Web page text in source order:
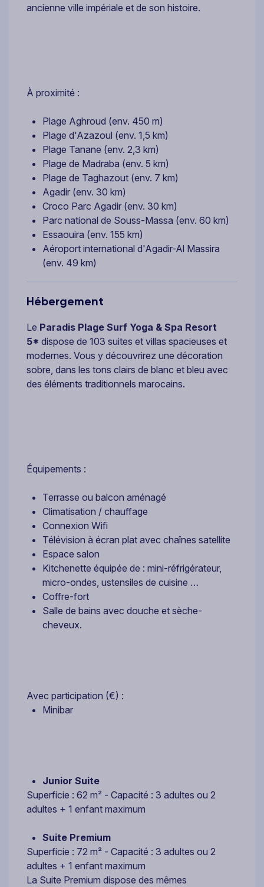
ancienne ville impériale et de son histoire.
À proximité :
Plage Aghroud (env. 450 m)
Plage d'Azazoul (env. 1,5 km)
Plage Tanane (env. 2,3 km)
Plage de Madraba (env. 5 km)
Plage de Taghazout (env. 7 km)
Agadir (env. 30 km)
Croco Parc Agadir (env. 30 km)
Parc national de Souss-Massa (env. 60 km)
Essaouira (env. 155 km)
Aéroport international d'Agadir-Al Massira
(env. 49 km)
Hébergement
Le Paradis Plage Surf Yoga & Spa Resort
5* dispose de 103 suites et villas spacieuses et
modernes. Vous y découvrirez une décoration
sobre, dans les tons clairs de blanc et bleu avec
des éléments traditionnels marocains.
Équipements :
Terrasse ou balcon aménagé
Climatisation / chauffage
Connexion Wifi
Télévision à écran plat avec chaînes satellite
Espace salon
Kitchenette équipée de : mini-réfrigérateur,
micro-ondes, ustensiles de cuisine …
Coffre-fort
Salle de bains avec douche et sèche-
cheveux.
Avec participation (€) :
Minibar
Junior Suite
Superficie : 62 m² - Capacité : 3 adultes ou 2
adultes + 1 enfant maximum
Suite Premium
Superficie : 72 m² - Capacité : 3 adultes ou 2
adultes + 1 enfant maximum
La Suite Premium dispose des mêmes